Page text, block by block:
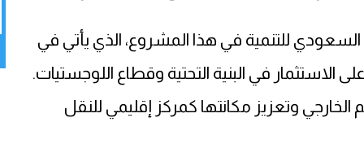
للتنمية في هذا المشروع، الذي يأتي في
تركز على الاستثمار في البنية التحتية وقطاع اللوجستيات.
وتعزيز مكانتها كمركز إقليمي للنقل